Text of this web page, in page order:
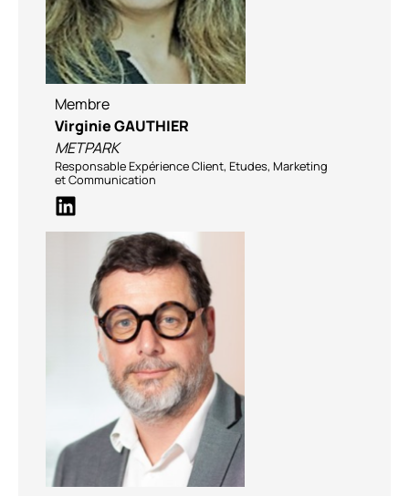
Membre
Virginie GAUTHIER
METPARK
Responsable Expérience Client, Etudes, Marketing
et Communication